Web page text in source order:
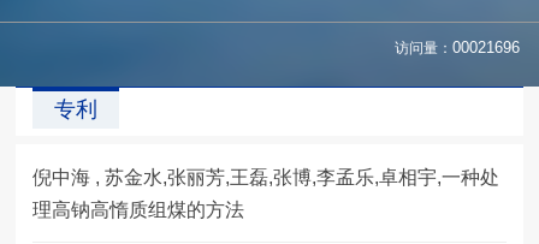
访问量： 00021696
专利
倪中海 , 苏金水,张丽芳,王磊,张博,李孟乐,卓相宇,一种处
理高钠高惰质组煤的方法